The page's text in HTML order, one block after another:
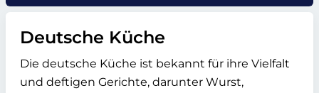
Deutsche Küche
Die deutsche Küche ist bekannt für ihre Vielfalt
und deftigen Gerichte, darunter Wurst,